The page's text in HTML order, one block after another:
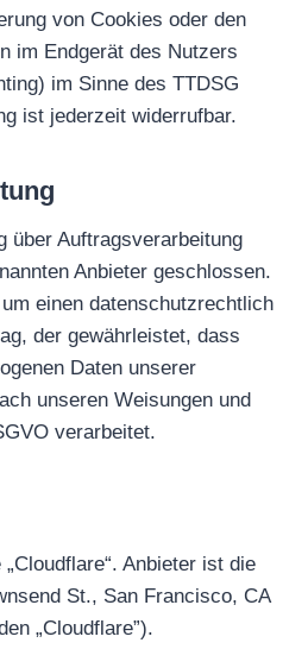
von Cookies oder den
im Endgerät des Nutzers
im Sinne des TTDSG
ist jederzeit widerrufbar.
über Auftragsverarbeitung
Anbieter geschlossen.
einen datenschutzrechtlich
der gewährleistet, dass
Daten unserer
unseren Weisungen und
verarbeitet.
Anbieter ist die
St., San Francisco, CA
„Cloudflare”).